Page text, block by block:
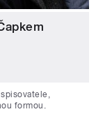
formou.